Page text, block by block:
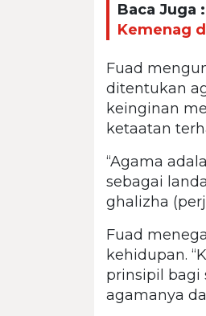
Baca Juga :
Kemenag
Fuad
ditentukan
keinginan
ketaatan
“Agama
sebagai
ghalizha
Fuad
kehidupan.
prinsipil bagi
agamanya